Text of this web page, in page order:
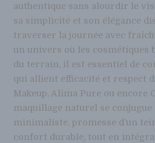
authentique sans alourdir le
sa simplicité et son élégance
traverser la journée avec
un univers où les cosmétiques
du terrain, il est essentiel de
qui allient efficacité et respect
Makeup, Alima Pure ou encore
maquillage naturel se
minimaliste, promesse d’un
confort durable, tout en